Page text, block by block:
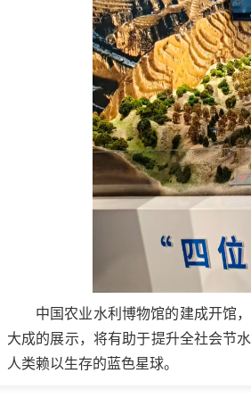
中国农业水利博物馆的建成开馆
大成的展示，将有助于提升全社会节水
人类赖以生存的蓝色星球。